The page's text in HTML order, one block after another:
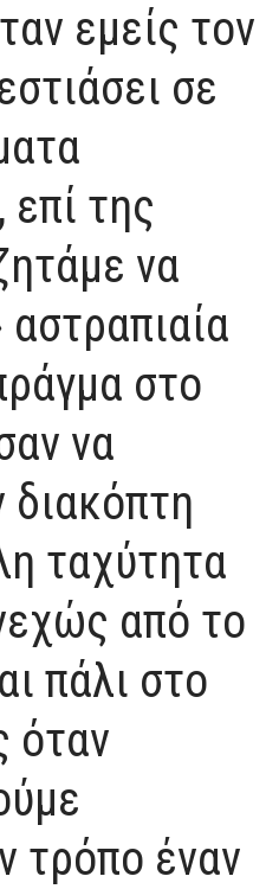
εμείς τον
σε
της
να
αστραπιαία
στο
να
διακόπτη
ταχύτητα
από το
πάλι στο
όταν
τρόπο έναν